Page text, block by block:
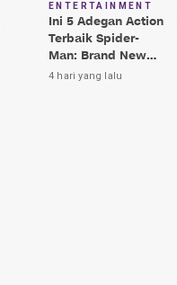
ENTERTAINMENT
Ini 5 Adegan Action
Terbaik Spider-
Man: Brand New
Day, Ada Hulk vs
4 hari yang lalu